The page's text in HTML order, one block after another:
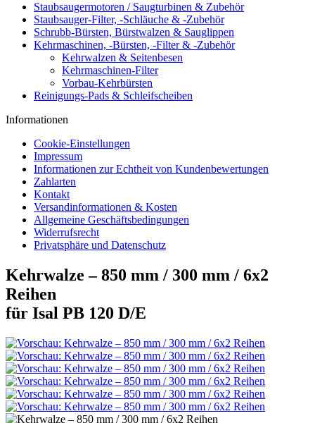
Staubsaugermotoren / Saugturbinen & Zubehör
Staubsauger-Filter, -Schläuche & -Zubehör
Schrubb-Bürsten, Bürstwalzen & Sauglippen
Kehrmaschinen, -Bürsten, -Filter & -Zubehör
Kehrwalzen & Seitenbesen
Kehrmaschinen-Filter
Vorbau-Kehrbürsten
Reinigungs-Pads & Schleifscheiben
Informationen
Cookie-Einstellungen
Impressum
Informationen zur Echtheit von Kundenbewertungen
Zahlarten
Kontakt
Versandinformationen & Kosten
Allgemeine Geschäftsbedingungen
Widerrufsrecht
Privatsphäre und Datenschutz
Kehrwalze – 850 mm / 300 mm / 6x2
Reihen
für Isal PB 120 D/E